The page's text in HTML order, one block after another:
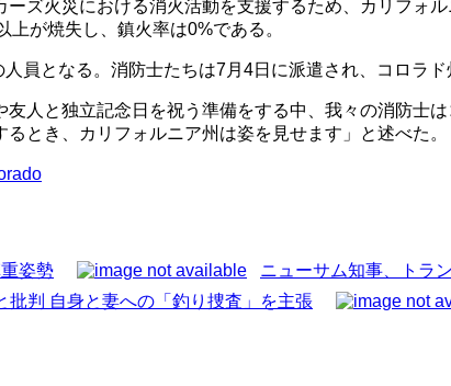
ズ火災における消火活動を支援するため、カリフォ
が焼失し、鎮火率は0%である。
員となる。消防士たちは7月4日に派遣され、コロラド
人と独立記念日を祝う準備をする中、我々の消防士
とき、カリフォルニア州は姿を見せます」と述べた。
姿勢
ニューサム知事、トラ
判 自身と妻への「釣り捜査」を主張